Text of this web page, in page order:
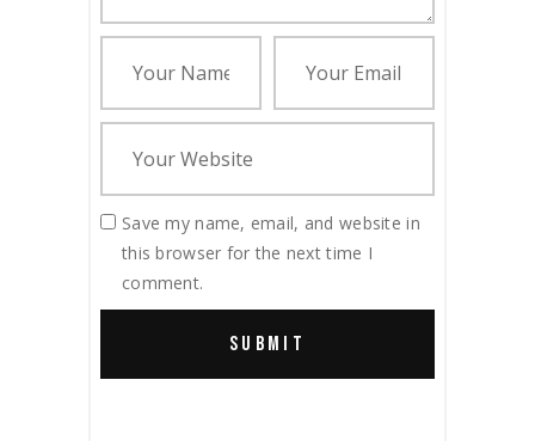
Save my name, email, and website in
this browser for the next time I
comment.